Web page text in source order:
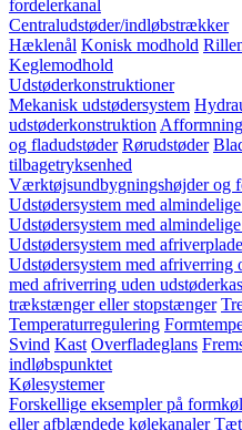
fordelerkanal
Centraludstøder/indløbstrækker
Hæklenål Konisk modhold
Keglemodhold
Udstøderkonstruktioner
Mekanisk udstødersystem
udstøderkonstruktion
og fladudstøder Rørudstøder
tilbagetryksenhed
Værktøjsundbygningshøjder og
Udstødersystem med
Udstødersystem med
Udstødersystem med
Udstødersystem med afriverring
med afriverring uden
trækstænger eller stopstænger
Temperaturregulering
Svind Kast Overfladeglans
indløbspunktet
Kølesystemer
Forskellige eksempler på
eller afblændede kølekanaler